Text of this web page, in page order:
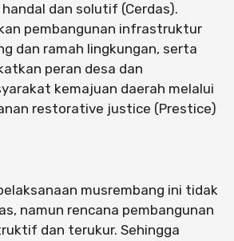
dan solutif (Cerdas).
pembangunan infrastruktur
dan ramah lingkungan, serta
peran desa dan
kemajuan daerah melalui
restorative justice (Prestice)
musrembang ini tidak
namun rencana pembangunan
dan terukur. Sehingga